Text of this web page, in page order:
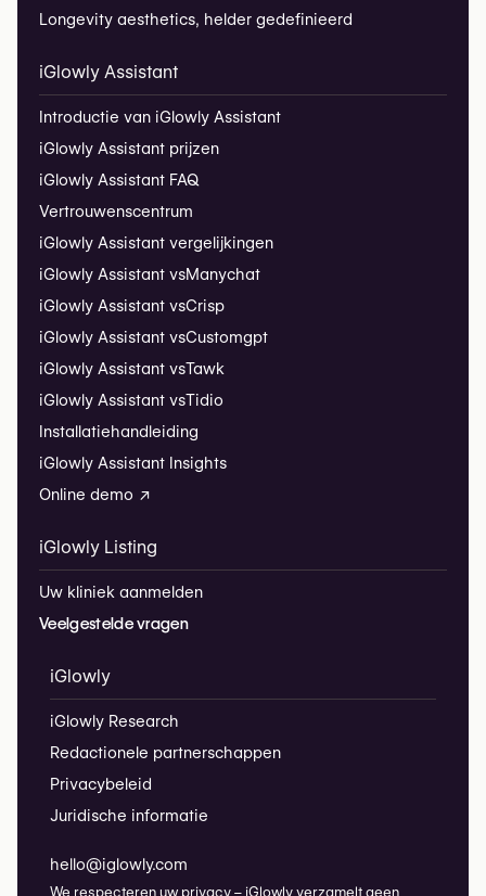
Longevity aesthetics, helder gedefinieerd
iGlowly Assistant
Introductie van iGlowly Assistant
iGlowly Assistant prijzen
iGlowly Assistant FAQ
Vertrouwenscentrum
iGlowly Assistant vergelijkingen
iGlowly Assistant vsManychat
iGlowly Assistant vsCrisp
iGlowly Assistant vsCustomgpt
iGlowly Assistant vsTawk
iGlowly Assistant vsTidio
Installatiehandleiding
iGlowly Assistant Insights
Online demo ↗
iGlowly Listing
Uw kliniek aanmelden
Veelgestelde vragen
iGlowly
iGlowly Research
Redactionele partnerschappen
Privacybeleid
Juridische informatie
hello@iglowly.com
We respecteren uw privacy – iGlowly verzamelt geen